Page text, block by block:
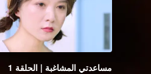
مساعدتي المشاغبة | الحلقة 1